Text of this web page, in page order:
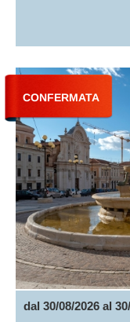
dal 30/08/2026 al
CONFERMATA